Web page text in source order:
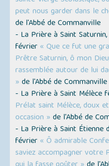
peut nous garder dans le
de l'Abbé de Commanville
- La Prière à Saint
février « Que ce fut une
Prêtre Saturnin, ô mon
rassemblée autour de lui
» de l'Abbé de Commanville
- La Prière à Saint Mélèce
Prélat saint Mélèce, doux
occasion » de l'Abbé de
- La Prière à Saint Étienne
février « Ô admirable
saviez accompagner votre